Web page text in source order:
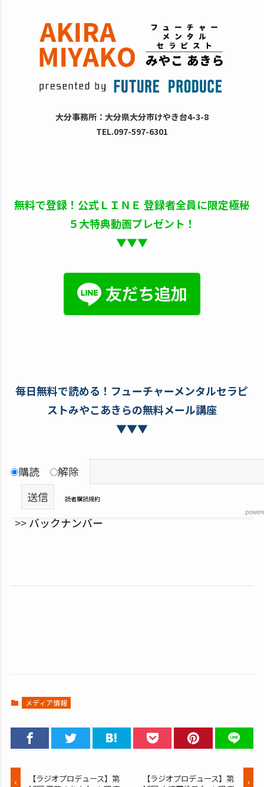
大分事務所：大分県大分市けやき台4-3-8
TEL.097-597-6301
無料で登録！公式ＬＩＮＥ 登録者全員に限定極秘
５大特典動画プレゼント！
▼▼▼
毎日無料で読める！フューチャーメンタルセラピ
ストみやこあきらの無料メール講座
▼▼▼
購読 解除
読者購読規約
>>バックナンバー
メディア情報
【ラジオプロデュース】第
【ラジオプロデュース】第